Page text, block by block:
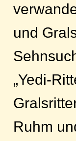
und
„Yedi-
Ruhm